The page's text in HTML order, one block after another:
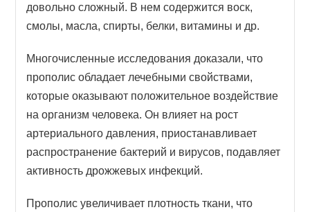
довольно сложный. В нем содержится воск,
смолы, масла, спирты, белки, витамины и др.
Многочисленные исследования доказали, что
прополис обладает лечебными свойствами,
которые оказывают положительное воздействие
на организм человека. Он влияет на рост
артериального давления, приостанавливает
распространение бактерий и вирусов, подавляет
активность дрожжевых инфекций.
Прополис увеличивает плотность ткани, что